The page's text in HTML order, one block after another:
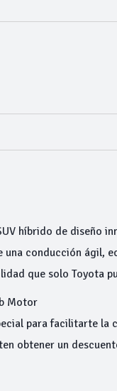
híbrido de diseño
conducción ágil,
que solo Toyota
Motor
para facilitarte la
obtener un